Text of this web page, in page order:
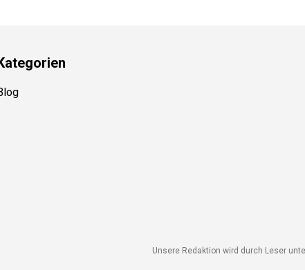
Unsere Redaktion wird durch Leser